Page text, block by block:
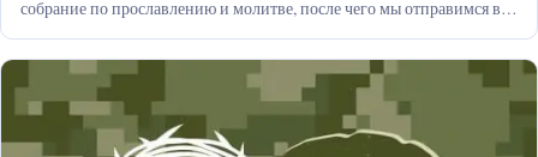
собрание по прославлению и молитве, после чего мы отправимся в…